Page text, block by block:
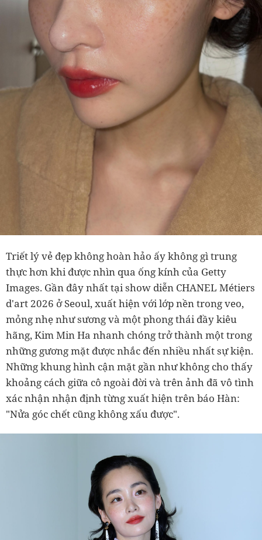
Triết lý vẻ đẹp không hoàn hảo ấy không gì trung
thực hơn khi được nhìn qua ống kính của Getty
Images. Gần đây nhất tại show diễn CHANEL Métiers
d'art 2026 ở Seoul, xuất hiện với lớp nền trong veo,
mỏng nhẹ như sương và một phong thái đầy kiêu
hãng, Kim Min Ha nhanh chóng trở thành một trong
những gương mặt được nhắc đến nhiều nhất sự kiện.
Những khung hình cận mặt gần như không cho thấy
khoảng cách giữa cô ngoài đời và trên ảnh đã vô tình
xác nhận nhận định từng xuất hiện trên báo Hàn:
"Nửa góc chết cũng không xấu được".